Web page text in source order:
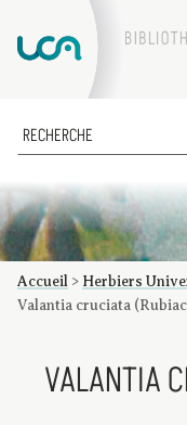
ACCUEIL
COLLECTIONS
FACTUMS
Les factums à la BU
Présentation du corpus
Bibliographie
Glossaire
Index de recherche
Accueil > Herbiers
Valantia cruciata
VALANTIA